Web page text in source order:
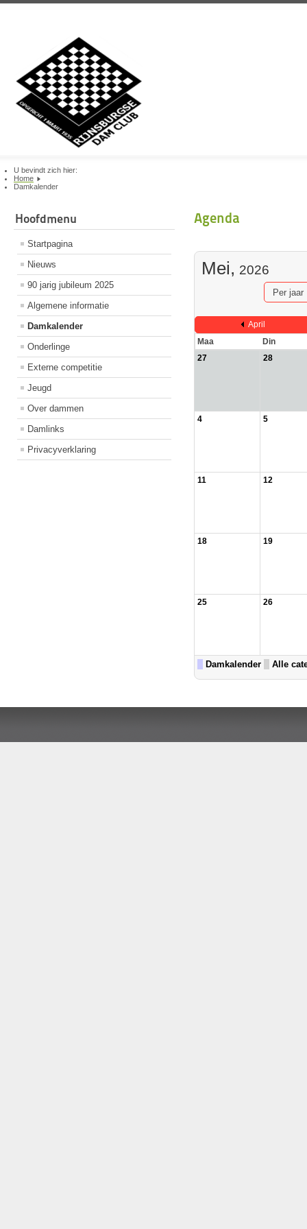
U bevindt zich hier:
Home
Damkalender
Hoofdmenu
Startpagina
Nieuws
90 jarig jubileum 2025
Algemene informatie
Damkalender
Onderlinge
Externe competitie
Jeugd
Over dammen
Damlinks
Privacyverklaring
Agenda
Mei, 2026
Per jaar
April
Maa
Din
27
28
4 5
11 12
18 19
25 26
Damkalender Alle